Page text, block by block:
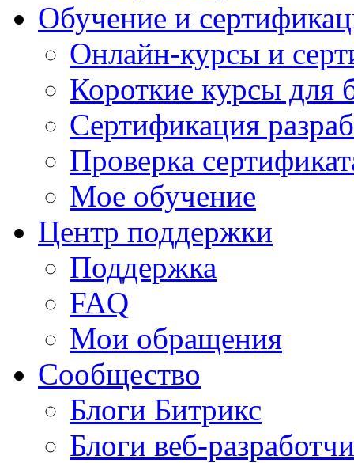
Обучение и
Онлайн-курсы и
Короткие курсы для
Сертификация
Проверка
Мое обучение
Центр поддержки
Поддержка
FAQ
Мои обращения
Сообщество
Блоги Битрикс
Блоги веб-